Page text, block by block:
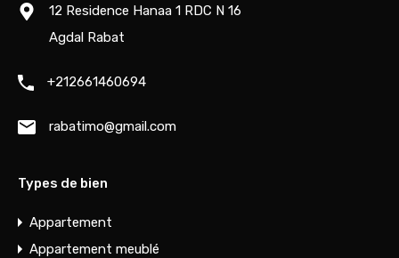
12 Residence Hanaa 1 RDC N 16
Agdal Rabat
+212661460694
rabatimo@gmail.com
Types de bien
Appartement
Appartement meublé